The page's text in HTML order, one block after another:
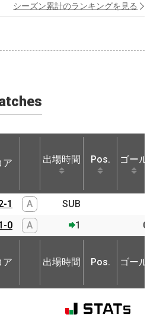
シーズン累計のランキングを見る
ア 出場時間 Pos. ゴー
出場時間
1 A
SUB
0 A 1
ア 出場時間 Pos. ゴー